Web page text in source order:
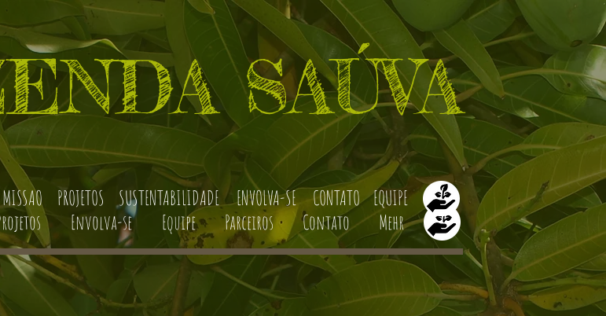
SAÚVA
Envolva-se Equipe Parceiros Contato Mehr
MISSAO PROJETOS SUSTENTABILIDADE ENVOLVA-SE CONTATO EQUIPE